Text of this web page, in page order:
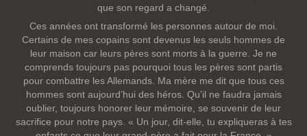
que son regard a changé.
Ces années ont transformé les personnes autour de moi.
Certains de mes copains sont devenus les seuls hommes de
leur maison car leurs pères sont morts à la guerre. Je ne
comprends toujours pas pourquoi tous les pères sont partis
pour combattre les Allemands. Ma mère me dit que tous ces
hommes sont aujourd’hui des héros. Qu’il ne faudra jamais
oublier, toujours honorer leur mémoire, se souvenir de leur
sacrifice pour notre pays. « Un jour, dit-elle, tu expliqueras à tes